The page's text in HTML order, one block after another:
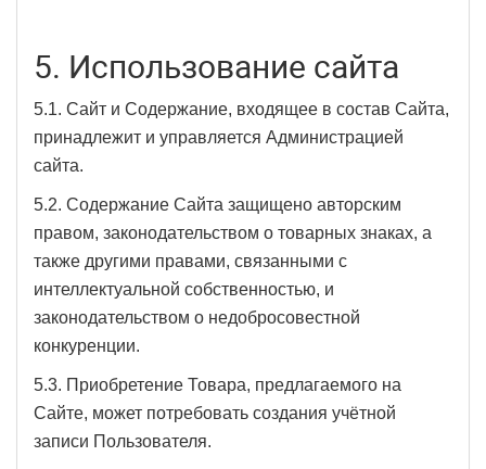
5. Использование сайта
5.1. Сайт и Содержание, входящее в состав Сайта,
принадлежит и управляется Администрацией
сайта.
5.2. Содержание Сайта защищено авторским
правом, законодательством о товарных знаках, а
также другими правами, связанными с
интеллектуальной собственностью, и
законодательством о недобросовестной
конкуренции.
5.3. Приобретение Товара, предлагаемого на
Сайте, может потребовать создания учётной
записи Пользователя.